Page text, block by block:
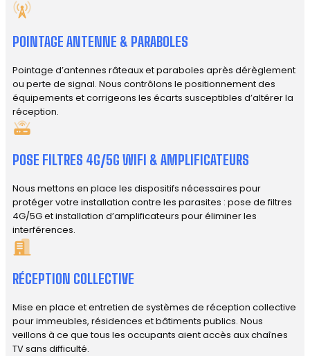
POINTAGE ANTENNE & PARABOLES
Pointage d’antennes râteaux et paraboles après dérèglement
ou perte de signal. Nous contrôlons le positionnement des
équipements et corrigeons les écarts susceptibles d’altérer la
réception.
POSE FILTRES 4G/5G WIFI & AMPLIFICATEURS
Nous mettons en place les dispositifs nécessaires pour
protéger votre installation contre les parasites : pose de filtres
4G/5G et installation d’amplificateurs pour éliminer les
interférences.
RÉCEPTION COLLECTIVE
Mise en place et entretien de systèmes de réception collective
pour immeubles, résidences et bâtiments publics. Nous
veillons à ce que tous les occupants aient accès aux chaînes
TV sans difficulté.